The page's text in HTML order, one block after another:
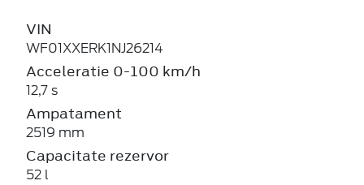
VIN
WF01XXERK1NJ26214
Acceleratie 0-100 km/h
12,7 s
Ampatament
2519 mm
Capacitate rezervor
52 l